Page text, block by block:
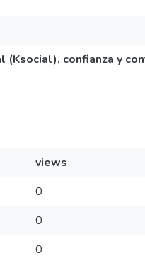
(Ksocial), confianza y
views
0
0
0